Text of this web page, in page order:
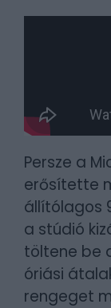
Persze a
erősítette
állítólagos
a stúdió
töltene be
óriási
rengeget